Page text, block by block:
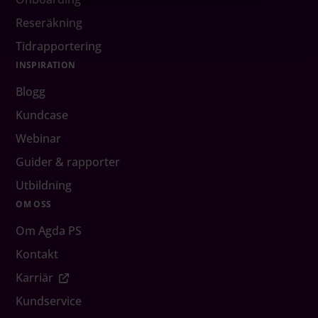
Reseräkning
Tidrapportering
INSPIRATION
Blogg
Kundcase
Webinar
Guider & rapporter
Utbildning
OM OSS
Om Agda PS
Kontakt
Karriär
Kundservice